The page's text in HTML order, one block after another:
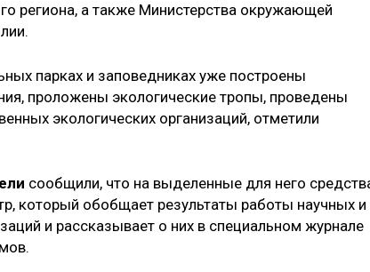
региона, а также Министерства окружающей
парках и заповедниках уже построены
проложены экологические тропы, проведены
экологических организаций, отметили
сообщили, что на выделенные для него
который обобщает результаты работы научных и
и рассказывает о них в специальном журнале